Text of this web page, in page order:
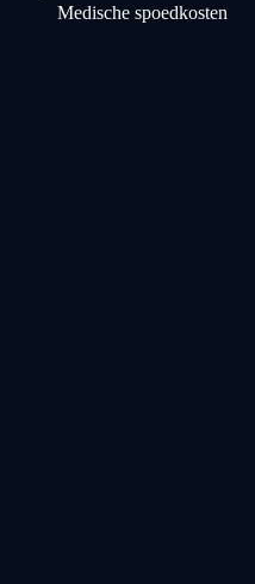
Medische spoedkosten